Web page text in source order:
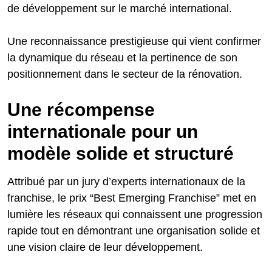
de développement sur le marché international.
Une reconnaissance prestigieuse qui vient confirmer
la dynamique du réseau et la pertinence de son
positionnement dans le secteur de la rénovation.
Une récompense
internationale pour un
modèle solide et structuré
Attribué par un jury d’experts internationaux de la
franchise, le prix “Best Emerging Franchise” met en
lumière les réseaux qui connaissent une progression
rapide tout en démontrant une organisation solide et
une vision claire de leur développement.